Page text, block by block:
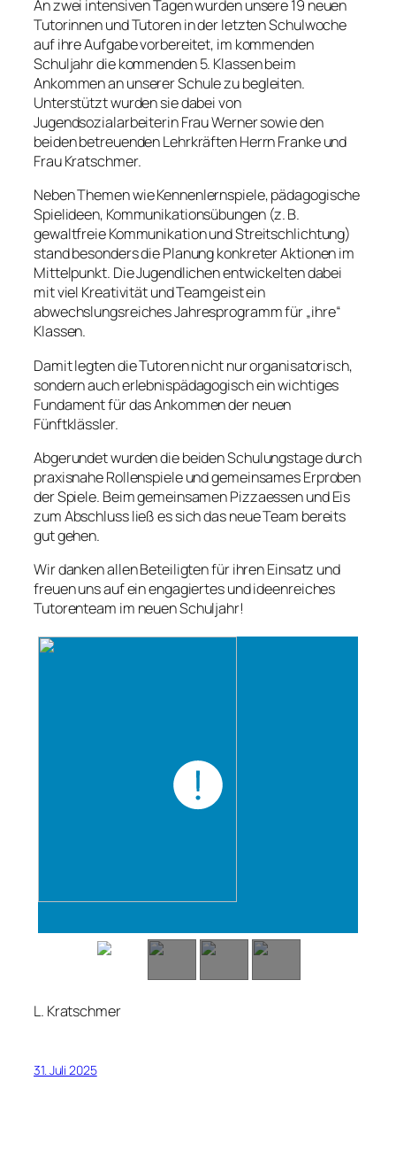
An zwei intensiven Tagen wurden unsere 19 neuen
Tutorinnen und Tutoren in der letzten Schulwoche
auf ihre Aufgabe vorbereitet, im kommenden
Schuljahr die kommenden 5. Klassen beim
Ankommen an unserer Schule zu begleiten.
Unterstützt wurden sie dabei von
Jugendsozialarbeiterin Frau Werner sowie den
beiden betreuenden Lehrkräften Herrn Franke und
Frau Kratschmer.
Neben Themen wie Kennenlernspiele, pädagogische
Spielideen, Kommunikationsübungen (z. B.
gewaltfreie Kommunikation und Streitschlichtung)
stand besonders die Planung konkreter Aktionen im
Mittelpunkt. Die Jugendlichen entwickelten dabei
mit viel Kreativität und Teamgeist ein
abwechslungsreiches Jahresprogramm für „ihre“
Klassen.
Damit legten die Tutoren nicht nur organisatorisch,
sondern auch erlebnispädagogisch ein wichtiges
Fundament für das Ankommen der neuen
Fünftklässler.
Abgerundet wurden die beiden Schulungstage durch
praxisnahe Rollenspiele und gemeinsames Erproben
der Spiele. Beim gemeinsamen Pizzaessen und Eis
zum Abschluss ließ es sich das neue Team bereits
gut gehen.
Wir danken allen Beteiligten für ihren Einsatz und
freuen uns auf ein engagiertes und ideenreiches
Tutorenteam im neuen Schuljahr!
L. Kratschmer
31. Juli 2025